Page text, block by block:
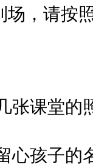
场，请按
张课堂
心孩子的